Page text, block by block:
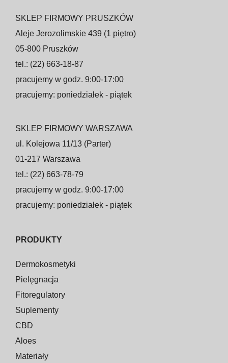
SKLEP FIRMOWY PRUSZKÓW
Aleje Jerozolimskie 439 (1 piętro)
05-800 Pruszków
tel.: (22) 663-18-87
pracujemy w godz. 9:00-17:00
pracujemy: poniedziałek - piątek
SKLEP FIRMOWY WARSZAWA
ul. Kolejowa 11/13 (Parter)
01-217 Warszawa
tel.: (22) 663-78-79
pracujemy w godz. 9:00-17:00
pracujemy: poniedziałek - piątek
PRODUKTY
Dermokosmetyki
Pielęgnacja
Fitoregulatory
Suplementy
CBD
Aloes
Materiały